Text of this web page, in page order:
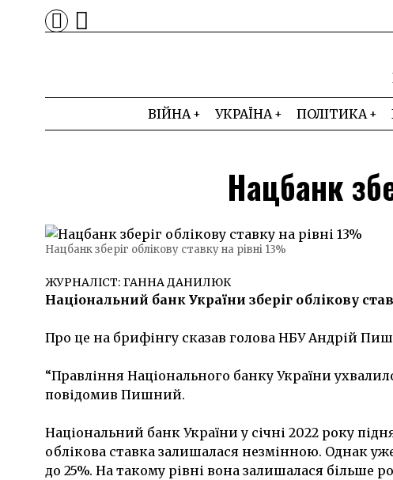
ВІЙНА УКРАЇНА ПОЛІТИКА
Нацбанк
Нацбанк зберіг облікову ставку на рівні 13%
ЖУРНАЛІСТ: ГАННА ДАНИЛЮК
Національний банк України зберіг облікову
Про це на брифінгу сказав голова НБУ Андрій
“Правління Національного банку України
повідомив Пишний.
Національний банк України у січні 2022 року
облікова ставка залишалася незмінною. Однак
до 25%. На такому рівні вона залишалася більше